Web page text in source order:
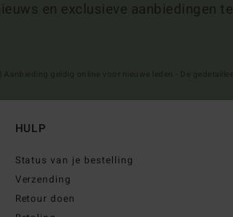
en exclusieve aanbiedingen te
HULP
Status van je bestelling
Verzending
Retour doen